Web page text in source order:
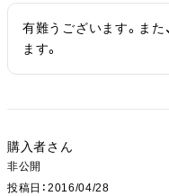
有難うございます。また
ます。
購入者
非公開
投稿日
2016/04/28